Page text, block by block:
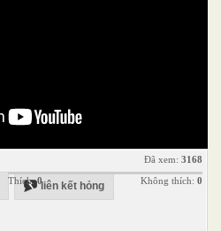
liên kết hỏng
Đã xem: 3168
Thích:0 Không thích: 0